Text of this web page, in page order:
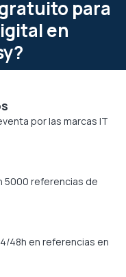
para
en
por las marcas IT
5000 referencias de
48h en referencias en